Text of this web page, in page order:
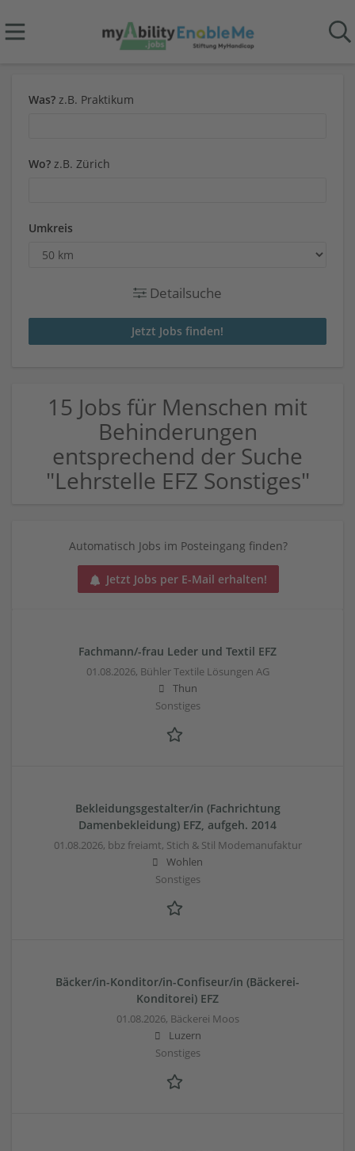
Was? z.B. Praktikum
Wo? z.B. Zürich
Umkreis
Detailsuche
15 Jobs für Menschen mit
Behinderungen
entsprechend der Suche
"Lehrstelle EFZ Sonstiges"
Automatisch Jobs im Posteingang finden?
Jetzt Jobs per E-Mail erhalten!
Fachmann/-frau Leder und Textil EFZ
01.08.2026, Bühler Textile Lösungen AG
Thun
Sonstiges
Bekleidungsgestalter/in (Fachrichtung
Damenbekleidung) EFZ, aufgeh. 2014
01.08.2026, bbz freiamt, Stich & Stil Modemanufaktur
Wohlen
Sonstiges
Bäcker/in-Konditor/in-Confiseur/in (Bäckerei-
Konditorei) EFZ
01.08.2026, Bäckerei Moos
Luzern
Sonstiges